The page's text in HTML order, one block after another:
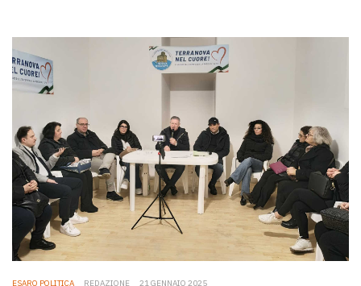
ESARO POLITICA REDAZIONE 21 GENNAIO 2025